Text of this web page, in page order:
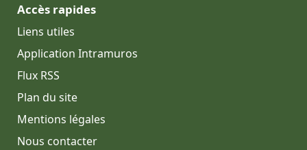
Accès rapides
Liens utiles
Application Intramuros
Flux RSS
Plan du site
Mentions légales
Nous contacter